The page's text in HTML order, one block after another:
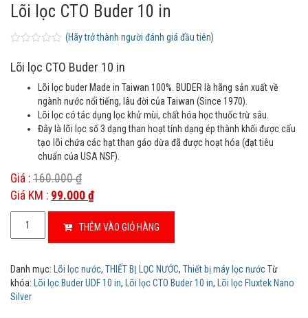
Lõi lọc CTO Buder 10 in
o
u
c
s
o
a
t
i
n
g
(Hãy trở thành người đánh giá đầu tiên)
Lõi lọc CTO Buder 10 in
Lõi lọc buder Made in Taiwan 100%. BUDER là hãng sản xuất về
ngành nước nổi tiếng, lâu đời của Taiwan (Since 1970).
Lõi lọc có tác dụng lọc khử mùi, chất hóa học thuốc trừ sâu.
Đây là lõi lọc số 3 dạng than hoạt tính dạng ép thành khối được cấu
tạo lõi chứa các hạt than gáo dừa đã được hoạt hóa (đạt tiêu
chuẩn của USA NSF).
Giá : 160.000₫
Giá KM : 99.000 ₫
10
in
số
THÊM VÀO GIỎ HÀNG
Danh mục: Lõi lọc nước, THIẾT BỊ LỌC NƯỚC, Thiết bị máy lọc nướcTừ
khóa:
Lõi lọc Buder UDF 10 in, Lõi lọc CTO Buder 10 in,
Lõi lọc Fluxtek Nano
Silver